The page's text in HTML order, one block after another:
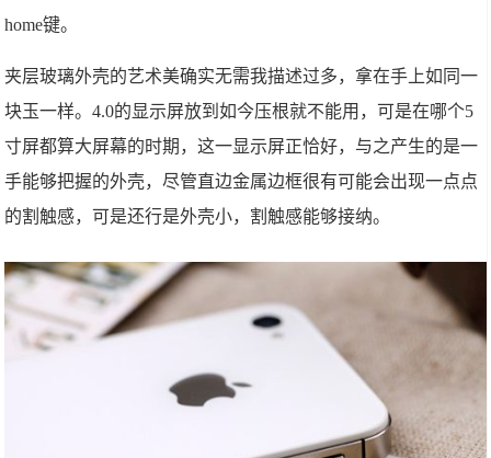
home键。
夹层玻璃外壳的艺术美确实无需我描述过多，拿在手上如同一
块玉一样。4.0的显示屏放到如今压根就不能用，可是在哪个5
寸屏都算大屏幕的时期，这一显示屏正恰好，与之产生的是一
手能够把握的外壳，尽管直边金属边框很有可能会出现一点点
的割触感，可是还行是外壳小，割触感能够接纳。